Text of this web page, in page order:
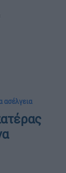
ασέλγεια